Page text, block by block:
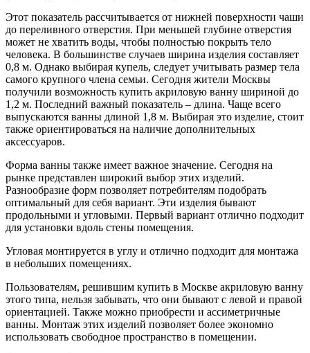
Этот показатель рассчитывается от нижней поверхности чаши
до переливного отверстия. При меньшей глубине отверстия
может не хватить воды, чтобы полностью покрыть тело
человека. В большинстве случаев ширина изделия составляет
0,8 м. Однако выбирая купель, следует учитывать размер тела
самого крупного члена семьи. Сегодня жители Москвы
получили возможность купить акриловую ванну шириной до
1,2 м. Последний важный показатель – длина. Чаще всего
выпускаются ванны длиной 1,8 м. Выбирая это изделие, стоит
также ориентироваться на наличие дополнительных
аксессуаров.
Форма ванны также имеет важное значение. Сегодня на
рынке представлен широкий выбор этих изделий.
Разнообразие форм позволяет потребителям подобрать
оптимальный для себя вариант. Эти изделия бывают
продольными и угловыми. Первый вариант отлично подходит
для установки вдоль стены помещения.
Угловая монтируется в углу и отлично подходит для монтажа
в небольших помещениях.
Пользователям, решившим купить в Москве акриловую ванну
этого типа, нельзя забывать, что они бывают с левой и правой
ориентацией. Также можно приобрести и ассиметричные
ванны. Монтаж этих изделий позволяет более экономно
использовать свободное пространство в помещении.